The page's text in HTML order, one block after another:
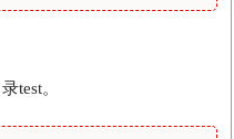
test。